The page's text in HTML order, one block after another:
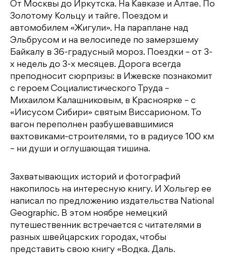
c
e
b
o
o
k
it
t
e
r
n
o
kl
a
s
s
ni
ki
e
g
r
a
m
п
р
а
в
и
т
ь
От Москвы до Иркутска. На Кавказе и Алтае. По
Золотому Кольцу и тайге. Поездом и
автомобилем «Жигули». На параплане над
Эльбрусом и на велосипеде по замерзшему
Байкалу в 36-градусный мороз. Поездки – от 3-
х недель до 3-х месяцев. Дорога всегда
преподносит сюрпризы: в Ижевске познакомит
с героем Социалистического Труда –
Михаилом Калашниковым, в Красноярке – с
«Иисусом Сибири» святым Виссарионом. То
вагон переполнен разбушевавшимися
вахтовиками-строителями, то в радиусе 100 км
– ни души и оглушающая тишина.
Захватывающих историй и фотографий
накопилось на интересную книгу. И Хольгер ее
написал по предложению издательства National
Geographic. В этом ноябре немецкий
путешественник встречается с читателями в
разных швейцарских городах, чтобы
представить свою книгу «Водка. Даль.